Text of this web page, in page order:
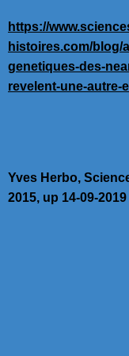
https://
histoires.com/blog/
genetiques-des-
revelent-une-autre-
Yves Herbo,
2015, up 14-09-2019